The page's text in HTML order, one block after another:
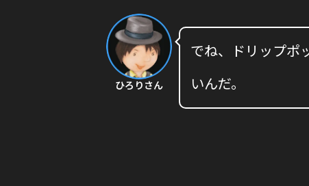
ひろりさん
でね、ドリップポ
いんだ。